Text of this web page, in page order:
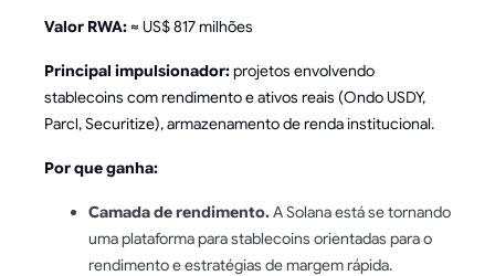
Valor RWA:≈ US$ 817 milhões
Principal impulsionador:projetos envolvendo
stablecoins com rendimento e ativos reais (Ondo USDY,
Parcl, Securitize), armazenamento de renda institucional.
Por que ganha:
Camada de rendimento.A Solana está se tornando
uma plataforma para stablecoins orientadas para o
rendimento e estratégias de margem rápida.